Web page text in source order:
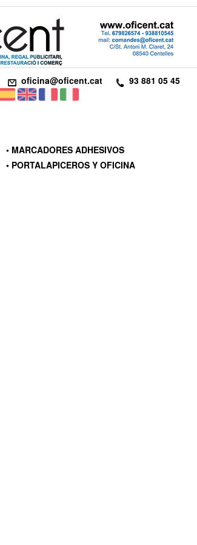
oficina@oficent.cat 93 881 05 45
• MARCADORES ADHESIVOS
• PORTALAPICEROS Y OFICINA